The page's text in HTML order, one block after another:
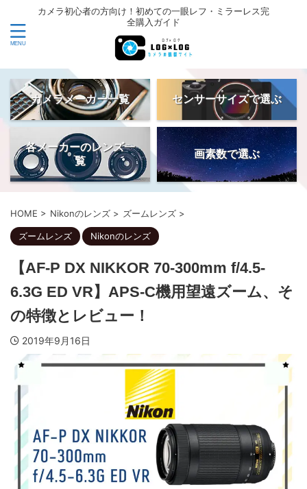
カメラ初心者の方向け！初めての一眼レフ・ミラーレス完
全購入ガイド
カメラメーカー一覧 センサーサイズで選ぶ
各メーカーのレンズ一
覧
画素数で選ぶ
HOME > Nikonのレンズ > ズームレンズ >
ズームレンズ Nikonのレンズ
【AF-P DX NIKKOR 70-300mm f/4.5-
6.3G ED VR】APS-C機用望遠ズーム、そ
の特徴とレビュー！
2019年9月16日